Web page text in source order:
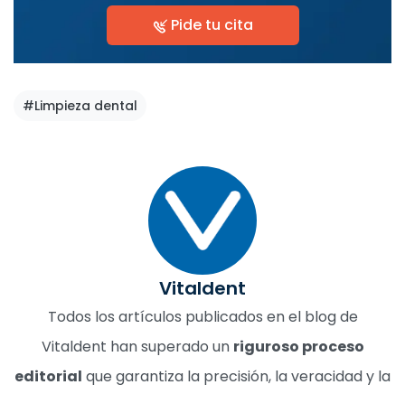
Pide tu cita
#Limpieza dental
Vitaldent
Todos los artículos publicados en el blog de
Vitaldent han superado un riguroso proceso
editorial que garantiza la precisión, la veracidad y la